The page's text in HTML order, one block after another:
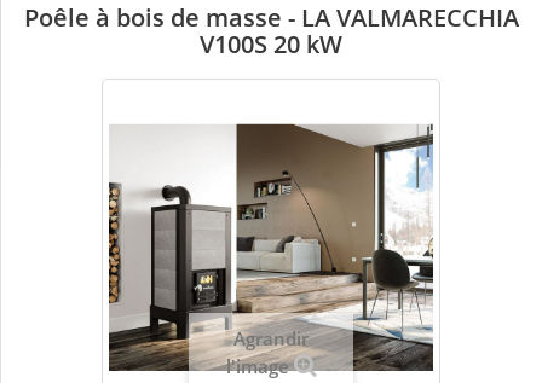
Poêle à bois de masse - LA VALMARECCHIA
V100S 20 kW
Agrandir
l'image